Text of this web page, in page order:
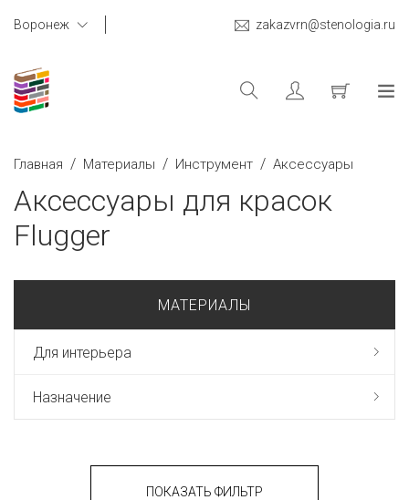
Воронеж zakazvrn@stenologia.ru
Главная / Материалы / Инструмент / Аксессуары
Аксессуары для красок
Flugger
МАТЕРИАЛЫ
Для интерьера
Назначение
ПОКАЗАТЬ ФИЛЬТР